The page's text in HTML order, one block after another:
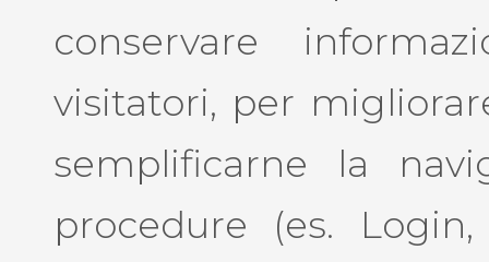
conservare
visitatori, per
semplificarne la
procedure (es.